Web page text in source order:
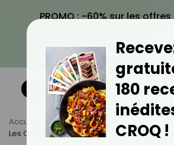
PROMO : -60% sur les
VOIR LA
Accueil Actus
Actualités
Les Olives Vertes, De Véritables Trésors
180
CROQ !